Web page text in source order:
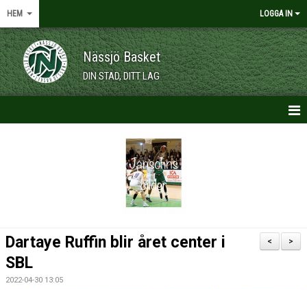
HEM LOGGA IN
Nässjö Basket
DIN STAD, DITT LAG
VÅRA LAG/TRÄNARE
>
<
Dartaye Ruffin blir året center i
SBL
2022-04-30 13:05